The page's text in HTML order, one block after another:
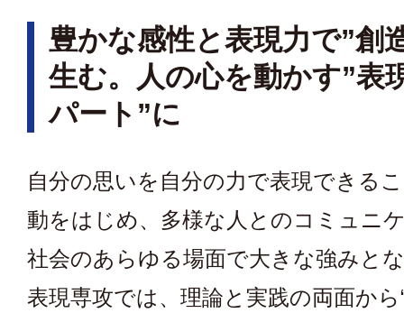
豊かな感性と表現力で”創
生む。人の心を動かす”表
パート”に
自分の思いを自分の力で表現できる
動をはじめ、多様な人とのコミュニ
社会のあらゆる場面で大きな強みと
表現専攻では、理論と実践の両面から